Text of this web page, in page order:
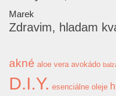
Marek
Zdravim, hladam
akné aloe vera avokádo
D.I.Y. esenciálne oleje